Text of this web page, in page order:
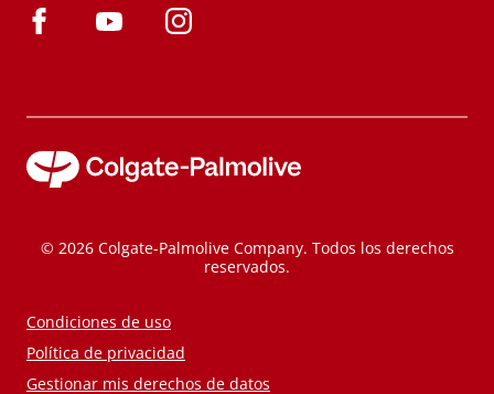
© 2026 Colgate-Palmolive Company. Todos los derechos
reservados.
Condiciones de uso
Política de privacidad
Gestionar mis derechos de datos